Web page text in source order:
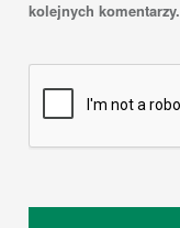
kolejnych komentarzy.